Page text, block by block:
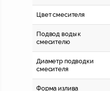
Цвет смесителя
Подвод воды к
смесителю
Диаметр подводки
смесителя
Форма излива